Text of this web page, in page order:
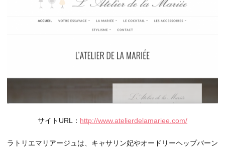
サイトURL： http://www.atelierdelamariee.com/
ラトリエマリアージュは、キャサリン妃やオードリーヘップバーン